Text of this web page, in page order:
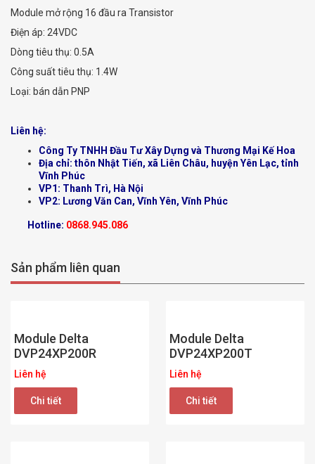
Module mở rộng 16 đầu ra Transistor
Điện áp: 24VDC
Dòng tiêu thụ: 0.5A
Công suất tiêu thụ: 1.4W
Loại: bán dẫn PNP
Liên hệ:
Công Ty TNHH Đầu Tư Xây Dựng và Thương Mại Kế Hoa
Địa chỉ: thôn Nhật Tiến, xã Liên Châu, huyện Yên Lạc, tỉnh
Vĩnh Phúc
VP1: Thanh Trì, Hà Nội
VP2: Lương Văn Can, Vĩnh Yên, Vĩnh Phúc
Hotline: 0868.945.086
Sản phẩm liên quan
Module Delta
DVP24XP200R
Liên hệ
Chi tiết
Module Delta
DVP24XP200T
Liên hệ
Chi tiết